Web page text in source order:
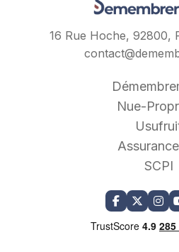
16 Rue Hoche, 92800,
Nue-
SCPI